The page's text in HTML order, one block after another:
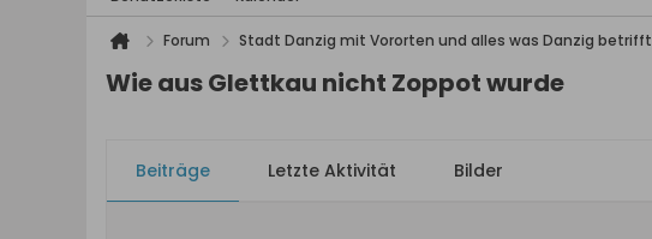
Forum Stadt Danzig mit Vororten und alles was Danzig betrifft
Wie aus Glettkau nicht Zoppot wurde
Beiträge Letzte Aktivität Bilder